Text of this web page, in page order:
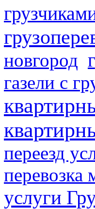
новгород
газели с
переезд
перевозка
услуги